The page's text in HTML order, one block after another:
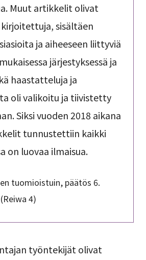
Muut artikkelit olivat
sisältäen
ja aiheeseen liittyviä
järjestyksessä ja
haastatteluja ja
oli valikoitu ja tiivistetty
Siksi vuoden 2018 aikana
tunnustettiin kaikki
on luovaa ilmaisua.
tuomioistuin, päätös 6.
4)
työntekijät olivat